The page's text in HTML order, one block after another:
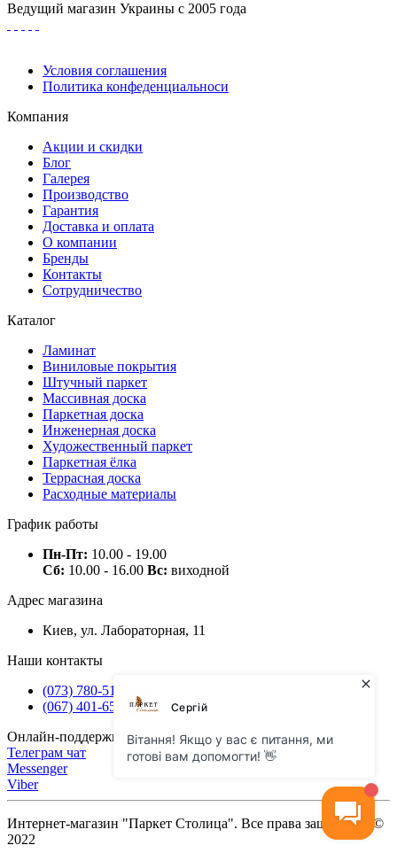
Ведущий магазин Украины с 2005 года
Условия соглашения
Политика конфеденциальноси
Компания
Акции и скидки
Блог
Галерея
Производство
Гарантия
Доставка и оплата
О компании
Бренды
Контакты
Сотрудничество
Каталог
Ламинат
Виниловые покрытия
Штучный паркет
Массивная доска
Паркетная доска
Инженерная доска
Художественный паркет
Паркетная ёлка
Террасная доска
Расходные материалы
График работы
Пн-Пт: 10.00 - 19.00
Сб: 10.00 - 16.00 Вс: виходной
Адрес магазина
Киев, ул. Лабораторная, 11
Наши контакты
(073) 780-51-50
(067) 401-65-71
Онлайн-поддержка
Телеграм чат
Messenger
Viber
Интернет-магазин "Паркет Столица". Все права защищены ©
2022